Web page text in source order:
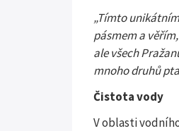
„Tímto
pásmem a
ale všech
mnoho druhů
Čistota vody
V oblasti